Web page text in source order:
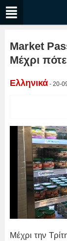
Market
Μέχρι
Ελληνικά - 20-
Μέχρι την